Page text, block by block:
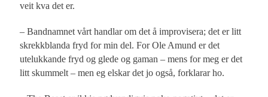
veit kva det er.
– Bandnamnet vårt handlar om det å improvisera; det er litt
skrekkblanda fryd for min del. For Ole Amund er det
utelukkande fryd og glede og gaman – mens for meg er det
litt skummelt – men eg elskar det jo også, forklarar ho.